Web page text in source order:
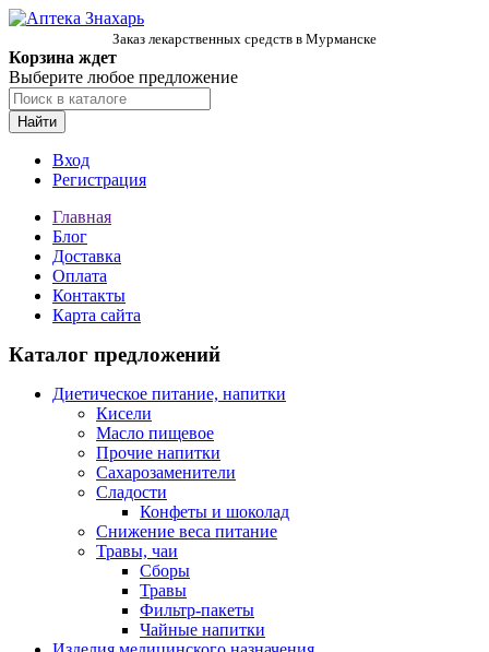
Заказ лекарственных средств в Мурманске
Корзина ждет
Выберите любое предложение
Найти
Вход
Регистрация
Главная
Блог
Доставка
Оплата
Контакты
Карта сайта
Каталог предложений
Диетическое питание, напитки
Кисели
Масло пищевое
Прочие напитки
Сахарозаменители
Сладости
Конфеты и шоколад
Снижение веса питание
Травы, чаи
Сборы
Травы
Фильтр-пакеты
Чайные напитки